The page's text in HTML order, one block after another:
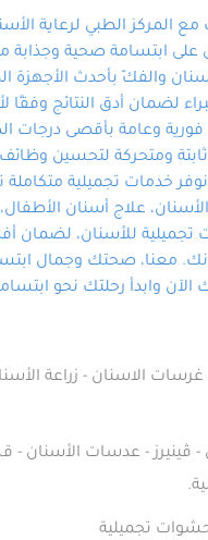
المتخصص ذوي
في أيد أمينة تلبي
احترافية ودقة.
المركز الطبي لرعاية
على ابتسامة صحية وجذابة
والفكّ بأحدث الأجهزة
لضمان أدق النتائج وفقًا
وعامة بأقصى درجات
ثابتة ومتحركة لتحسين
خدمات تجميلية
علاج أسنان
تجميلية للأسنان، لضمان
معنا، صحتك وجمال
الآن وابدأ رحلتك نحو
غرسات الاسنان - زراعة
- ڤينيرز - عدسات الأسنان -
تجميلية